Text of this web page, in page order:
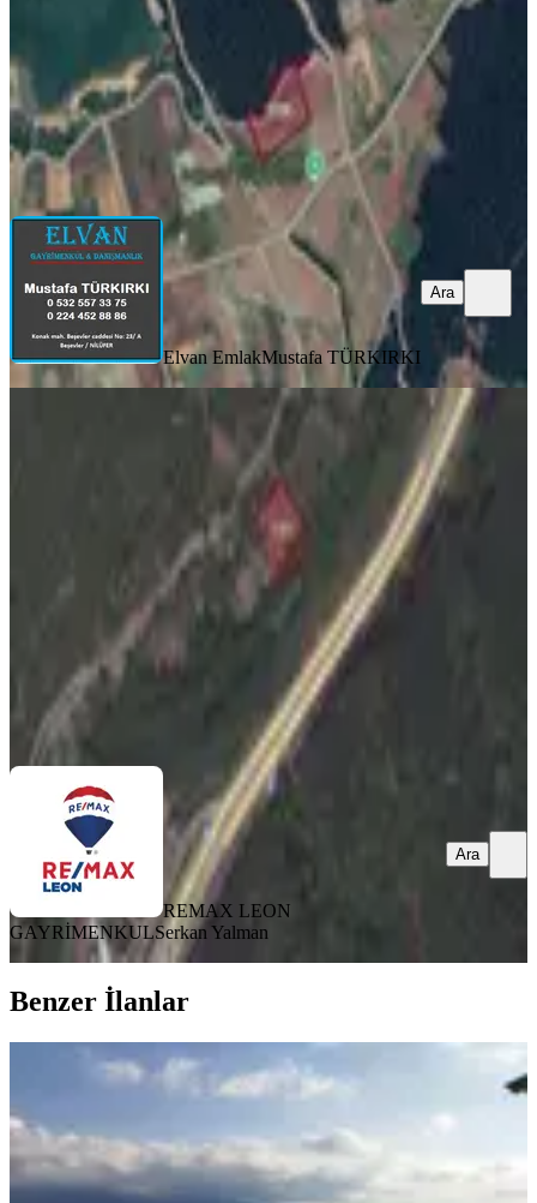
1.850.000 ₺ 2.150.000 ₺
Elvan Emlak Mustafa TÜRKIRKI
Elvan EmlakMustafa TÜRKIRKI
Ara
Osmangazi Doğancı Mah. Ana Yola
50m Mesafede 1619 M2 Tarla
Osmangazi, Doğancı Mahallesi
1619 m² · 4.941/m²· 22.01.2026
8.000.000 ₺ 8.500.000 ₺
REMAX LEON GAYRİMENKULSerkan Yalman
Ara
REMAX LEON
GAYRİMENKULSerkan Yalman
Ara
Benzer İlanlar
Bursa Osmangazi Ismetıyede Satilik
Zeytın Bahcesı
Osmangazi, İsmetiye Mahallesi
914 m² · 2.626/m² 14.05.2025